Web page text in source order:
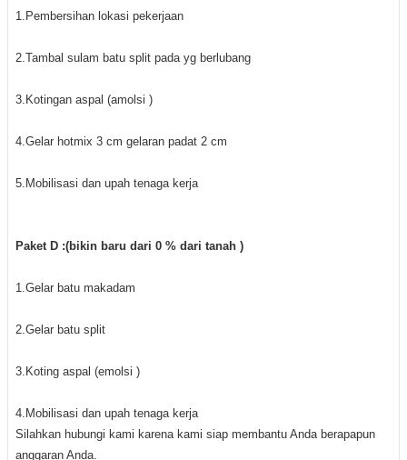
1.Pembersihan lokasi pekerjaan
2.Tambal sulam batu split pada yg berlubang
3.Kotingan aspal (amolsi )
4.Gelar hotmix 3 cm gelaran padat 2 cm
5.Mobilisasi dan upah tenaga kerja
Paket D :(bikin baru dari 0 % dari tanah )
1.Gelar batu makadam
2.Gelar batu split
3.Koting aspal (emolsi )
4.Mobilisasi dan upah tenaga kerja
Silahkan hubungi kami karena kami siap membantu Anda berapapun
anggaran Anda.